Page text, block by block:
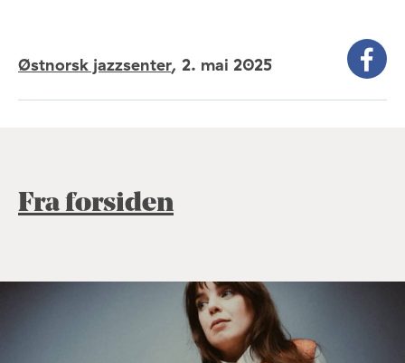
Østnorsk jazzsenter, 2. mai 2025
Fra forsiden